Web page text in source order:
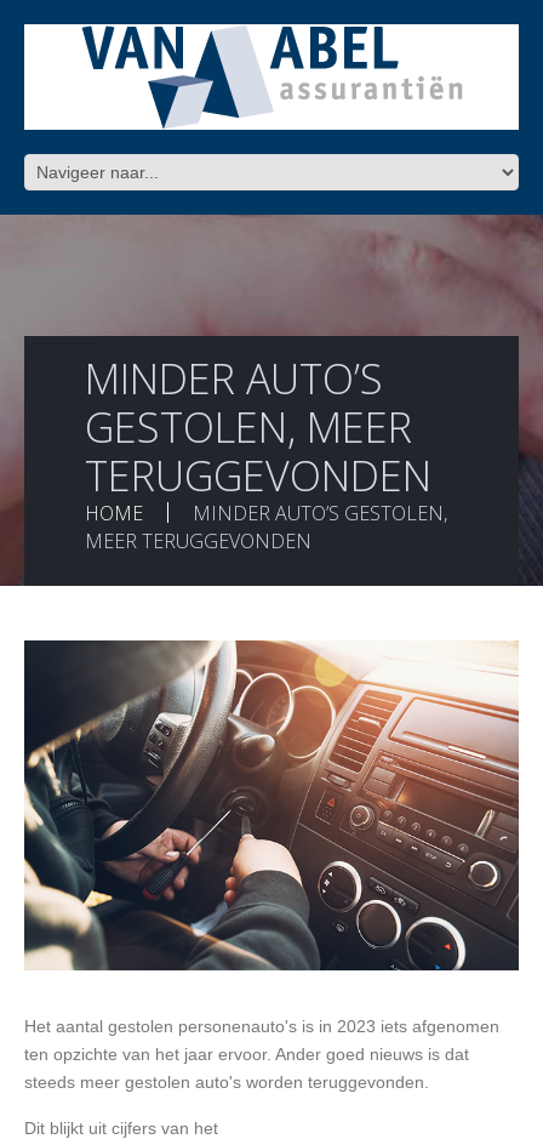
MINDER AUTO’S
GESTOLEN, MEER
TERUGGEVONDEN
HOME
MINDER AUTO’S GESTOLEN,
MEER TERUGGEVONDEN
Het aantal gestolen personenauto's is in 2023 iets afgenomen
ten opzichte van het jaar ervoor. Ander goed nieuws is dat
steeds meer gestolen auto's worden teruggevonden.
Dit blijkt uit cijfers van het